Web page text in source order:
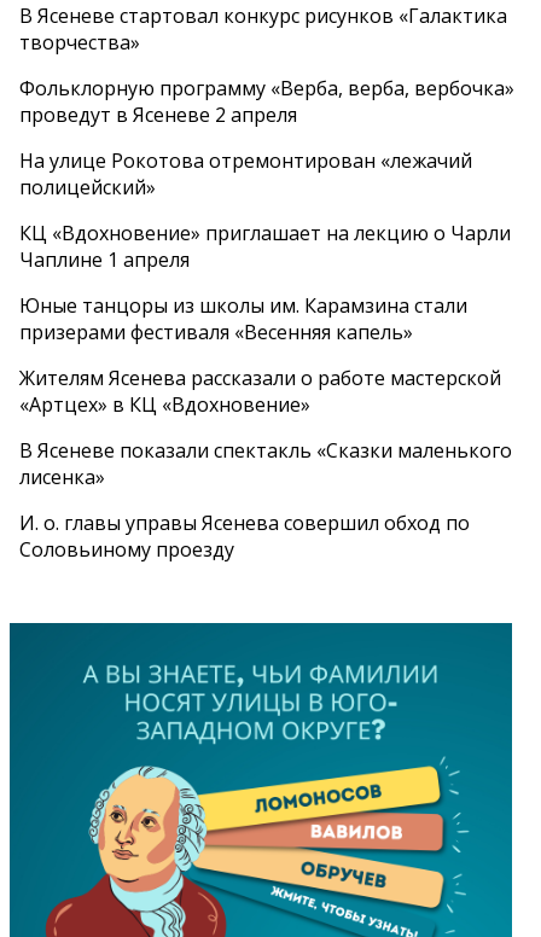
В Ясеневе стартовал конкурс рисунков «Галактика
творчества»
Фольклорную программу «Верба, верба, вербочка»
проведут в Ясеневе 2 апреля
На улице Рокотова отремонтирован «лежачий
полицейский»
КЦ «Вдохновение» приглашает на лекцию о Чарли
Чаплине 1 апреля
Юные танцоры из школы им. Карамзина стали
призерами фестиваля «Весенняя капель»
Жителям Ясенева рассказали о работе мастерской
«Артцех» в КЦ «Вдохновение»
В Ясеневе показали спектакль «Сказки маленького
лисенка»
И. о. главы управы Ясенева совершил обход по
Соловьиному проезду